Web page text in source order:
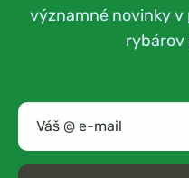
významné novinky v
rybárov